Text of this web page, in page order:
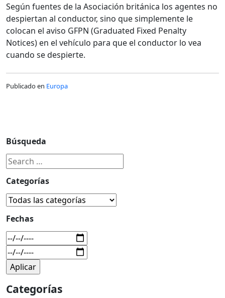
Según fuentes de la Asociación británica los agentes no
despiertan al conductor, sino que simplemente le
colocan el aviso GFPN (Graduated Fixed Penalty
Notices) en el vehículo para que el conductor lo vea
cuando se despierte.
Publicado en Europa
Búsqueda
Categorías
Fechas
Categorías